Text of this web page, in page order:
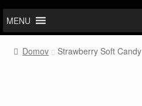
MENU
Domov Strawberry Soft Candy